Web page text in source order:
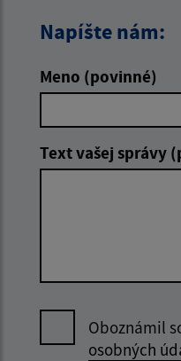
Napíšte nám:
Meno (povinné)
Text vašej správy
Oboznámil
osobných